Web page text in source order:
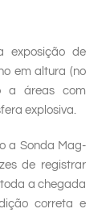
exposição de
em altura (no
a áreas com
explosiva.
a Sonda Mag-
de registrar
a chegada
correta e